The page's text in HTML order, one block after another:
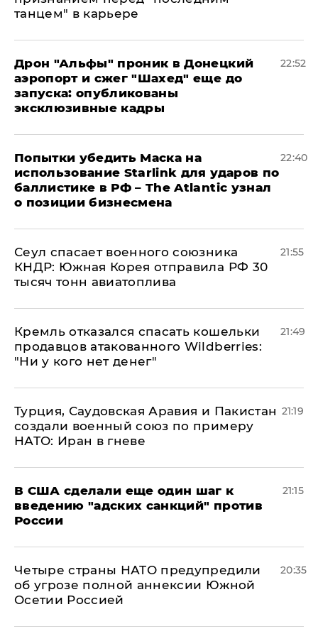
танцем" в карьере
Дрон "Альфы" проник в Донецкий
аэропорт и сжег "Шахед" еще до
запуска: опубликованы
эксклюзивные кадры
22:52
Попытки убедить Маска на
использование Starlink для ударов по
баллистике в РФ – The Atlantic узнал
о позиции бизнесмена
22:40
​Сеул спасает военного союзника
КНДР: Южная Корея отправила РФ 30
тысяч тонн авиатоплива
21:55
Кремль отказался спасать кошельки
продавцов атакованного Wildberries:
"Ни у кого нет денег"
21:49
Турция, Саудовская Аравия и Пакистан
создали военный союз по примеру
НАТО: Иран в гневе
21:19
В США сделали еще один шаг к
введению "адских санкций" против
России
21:15
Четыре страны НАТО предупредили
об угрозе полной аннексии Южной
Осетии Россией
20:35